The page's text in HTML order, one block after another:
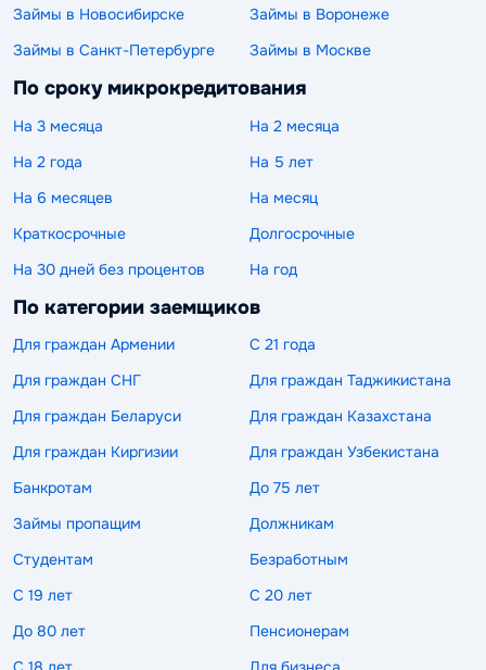
Займы в Новосибирске
Займы в Воронеже
Займы в Санкт-Петербурге
Займы в Москве
По сроку микрокредитования
На 3 месяца
На 2 месяца
На 2 года
На 5 лет
На 6 месяцев
На месяц
Краткосрочные
Долгосрочные
На 30 дней без процентов
На год
По категории заемщиков
Для граждан Армении
С 21 года
Для граждан СНГ
Для граждан Таджикистана
Для граждан Беларуси
Для граждан Казахстана
Для граждан Киргизии
Для граждан Узбекистана
Банкротам
До 75 лет
Займы пропащим
Должникам
Студентам
Безработным
С 19 лет
С 20 лет
До 80 лет
Пенсионерам